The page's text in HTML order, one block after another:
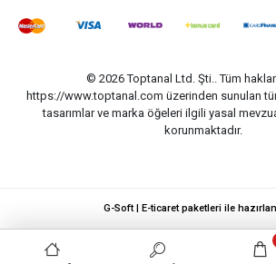
© 2026 Toptanal Ltd. Şti.. Tüm
https://www.toptanal.com üzerinden sunulan
tasarımlar ve marka öğeleri ilgili yasal
korunmaktadır.
G-Soft | E-ticaret paketleri ile